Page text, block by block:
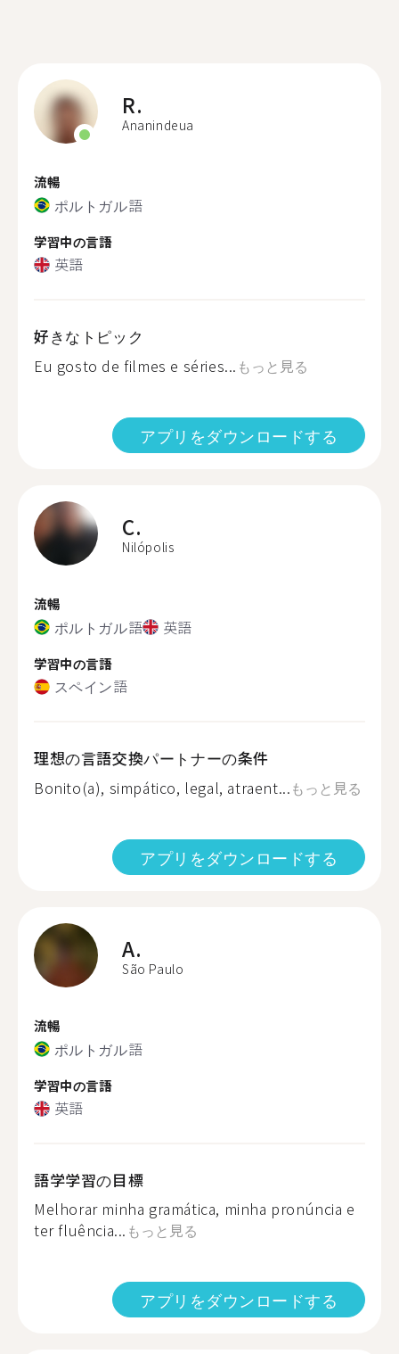
R.
Ananindeua
流暢
ポルトガル語
学習中の言語
英語
好きなトピック
Eu gosto de filmes e séries... もっと見る
アプリをダウンロードする
C.
Nilópolis
流暢
ポルトガル語 英語
学習中の言語
スペイン語
理想の言語交換パートナーの条件
Bonito(a), simpático, legal, atraent...もっと見る
アプリをダウンロードする
A.
São Paulo
流暢
ポルトガル語
学習中の言語
英語
語学学習の目標
Melhorar minha gramática, minha pronúncia e
ter fluência... もっと見る
アプリをダウンロードする